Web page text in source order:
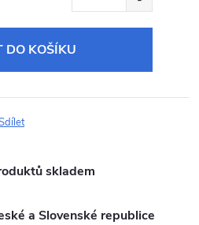
DO KOŠÍKU
skladem
a Slovenské republice